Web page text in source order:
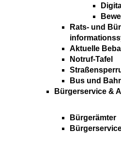
Rats- und
Aktuelle
Notruf-Tafel
Bus und
Bürgerservice &
Bürgerämter